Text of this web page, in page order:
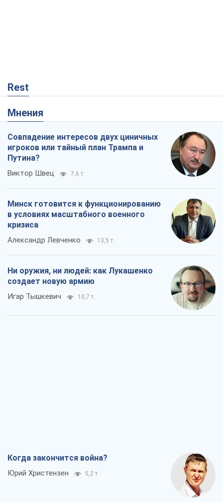
Rest
Мнения
Совпадение интересов двух циничных
игроков или тайный план Трампа и
Путина?
Виктор Швец 7,6 т.
Минск готовится к функционированию
в условиях масштабного военного
кризиса
Александр Левченко 13,5 т.
Ни оружия, ни людей: как Лукашенко
создает новую армию
Игар Тышкевич 10,7 т.
Когда закончится война?
Юрий Христензен 5,2 т.